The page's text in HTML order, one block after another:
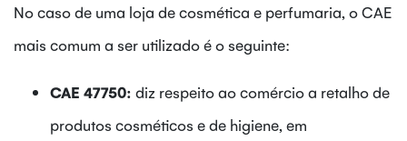
No caso de uma loja de cosmética e perfumaria, o CAE
mais comum a ser utilizado é o seguinte:
CAE 47750: diz respeito ao comércio a retalho de
produtos cosméticos e de higiene, em